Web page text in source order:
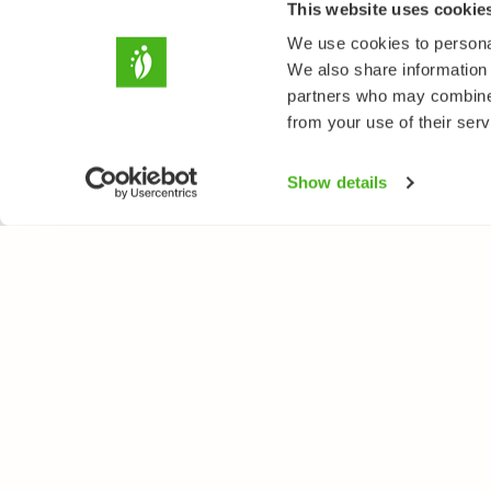
This website uses
We use cookies to
We also share
partners who may
from your use of their
Show details